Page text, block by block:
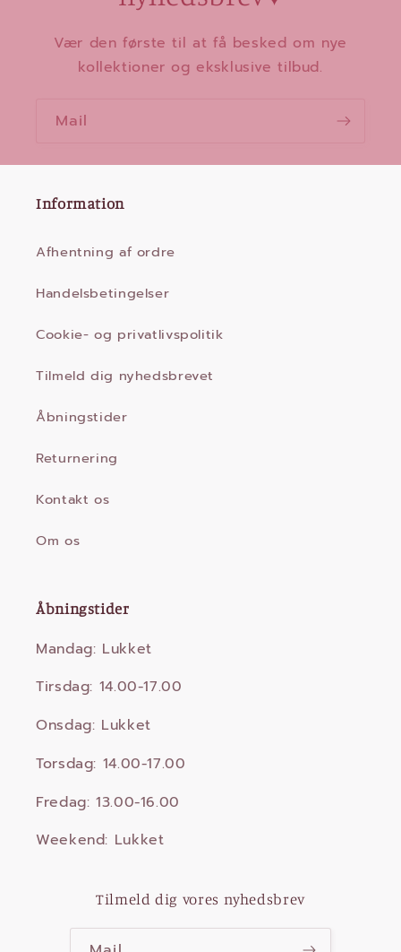
Vær den første til at få besked om nye
kollektioner og eksklusive tilbud.
Mail
Information
Afhentning af ordre
Handelsbetingelser
Cookie- og privatlivspolitik
Tilmeld dig nyhedsbrevet
Åbningstider
Returnering
Kontakt os
Om os
Åbningstider
Mandag: Lukket
Tirsdag: 14.00-17.00
Onsdag: Lukket
Torsdag: 14.00-17.00
Fredag: 13.00-16.00
Weekend: Lukket
Tilmeld dig vores nyhedsbrev